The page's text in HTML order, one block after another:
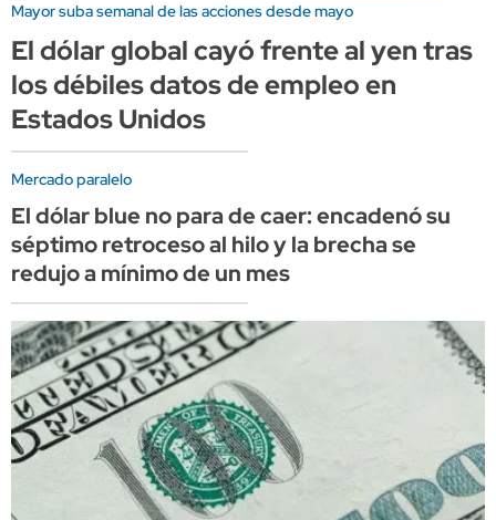
Mayor suba semanal de las acciones desde mayo
El dólar global cayó frente al yen tras
los débiles datos de empleo en
Estados Unidos
Mercado paralelo
El dólar blue no para de caer: encadenó su
séptimo retroceso al hilo y la brecha se
redujo a mínimo de un mes